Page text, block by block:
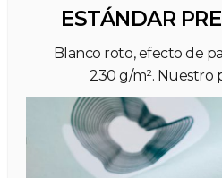
ESTÁNDAR
Blanco roto, efecto de
230 g/m². Nuestro